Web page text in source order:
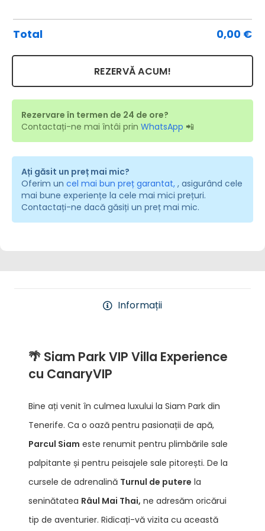
Total 0,00 €
REZERVĂ ACUM!
Rezervare în termen de 24 de ore?
Contactați-ne mai întâi prin WhatsApp 📲
Ați găsit un preț mai mic?
Oferim un cel mai bun preț garantat, , asigurând cele
mai bune experiențe la cele mai mici prețuri.
Contactați-ne dacă găsiți un preț mai mic.
Informații
🌴 Siam Park VIP Villa Experience
cu CanaryVIP
Bine ați venit în culmea luxului la Siam Park din
Tenerife. Ca o oază pentru pasionații de apă,
Parcul Siam este renumit pentru plimbările sale
palpitante și pentru peisajele sale pitorești. De la
cursele de adrenalină Turnul de putere la
seninătatea Râul Mai Thai, ne adresăm oricărui
tip de aventurier. Ridicați-vă vizita cu această